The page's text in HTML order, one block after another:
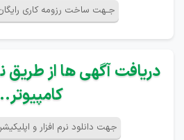
جـهت ساخت رزومه کاری
دریافت آگهی ها از طریق
جهت دانلود نرم افزار و